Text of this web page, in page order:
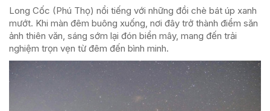
Long Cốc (Phú Thọ) nổi tiếng với những đồi chè bát úp xanh
mướt. Khi màn đêm buông xuống, nơi đây trở thành điểm săn
ảnh thiên văn, sáng sớm lại đón biển mây, mang đến trải
nghiệm trọn vẹn từ đêm đến bình minh.